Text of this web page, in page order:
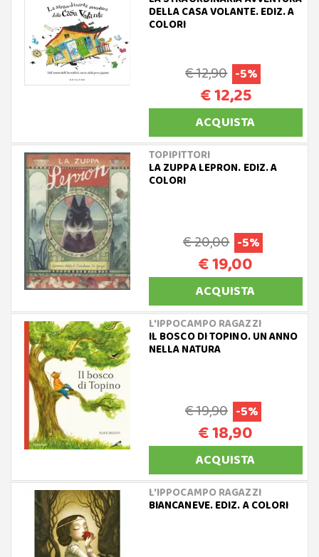
DELLA CASA VOLANTE. EDIZ. A
COLORI
€ 12,90 -5%
€ 12,25
ACQUISTA
TOPIPITTORI
LA ZUPPA LEPRON. EDIZ. A
COLORI
€ 20,00 -5%
€ 19,00
ACQUISTA
L'IPPOCAMPO RAGAZZI
IL BOSCO DI TOPINO. UN ANNO
NELLA NATURA
€ 19,90 -5%
€ 18,90
ACQUISTA
L'IPPOCAMPO RAGAZZI
BIANCANEVE. EDIZ. A COLORI